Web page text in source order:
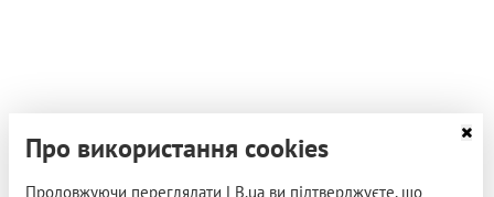
Про використання cookies
Продовжуючи переглядати LB.ua ви підтверджуєте, що